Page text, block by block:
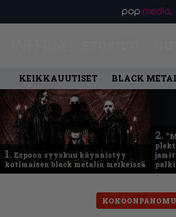
KEIKKAUUTISET BLACK
1. Espoon syyskuu käynnistyy
kotimaisen black metalin merkeissä
2.